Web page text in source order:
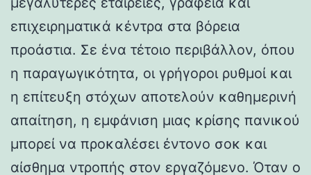
επιχειρηματικά κέντρα στα βόρεια
προάστια. Σε ένα τέτοιο περιβάλλον, όπου
η παραγωγικότητα, οι γρήγοροι ρυθμοί και
η επίτευξη στόχων αποτελούν καθημερινή
απαίτηση, η εμφάνιση μιας κρίσης πανικού
μπορεί να προκαλέσει έντονο σοκ και
αίσθημα ντροπής στον εργαζόμενο. Όταν ο